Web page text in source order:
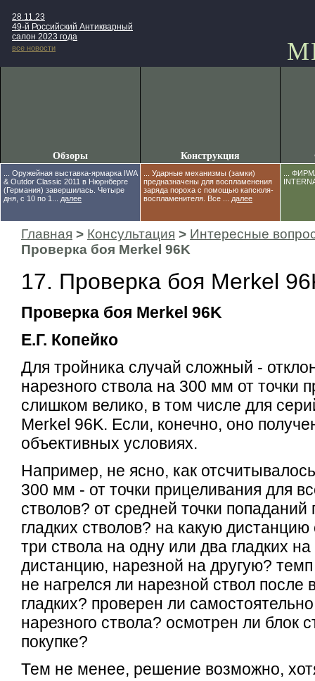
28.11.23
49-й Российский Антикварный
салон 2023 года
все новости
Обзоры
... Оружейная выставка-ярмарка IWA
& Outdor Classic 2011 в Нюрнберге
(Германия) завершилась. Четыре
дня, с 10 по 1... далее
Конструкция
... Ударные механизмы (замки)
предназначены для воспламенения
заряда пороха с помощью капсюля-
воспламенителя. Все ... далее
...
Главная > Консультация > Интересные
Проверка боя Merkel 96K
17. Проверка боя Merkel
Проверка боя Merkel 96K
Е.Г. Копейко
Для тройника случай сложный -
нарезного ствола на 300 мм от точки
слишком велико, в том числе для
Merkel 96K. Если, конечно, оно
объективных условиях.
Например, не ясно, как
300 мм - от точки прицеливания для
стволов? от средней точки попаданий
гладких стволов? на какую дистанцию
три ствола на одну или два гладких
дистанцию, нарезной на другую?
не нагрелся ли нарезной ствол после
гладких? проверен ли
нарезного ствола? осмотрен ли блок
покупке?
Тем не менее, решение возможно,